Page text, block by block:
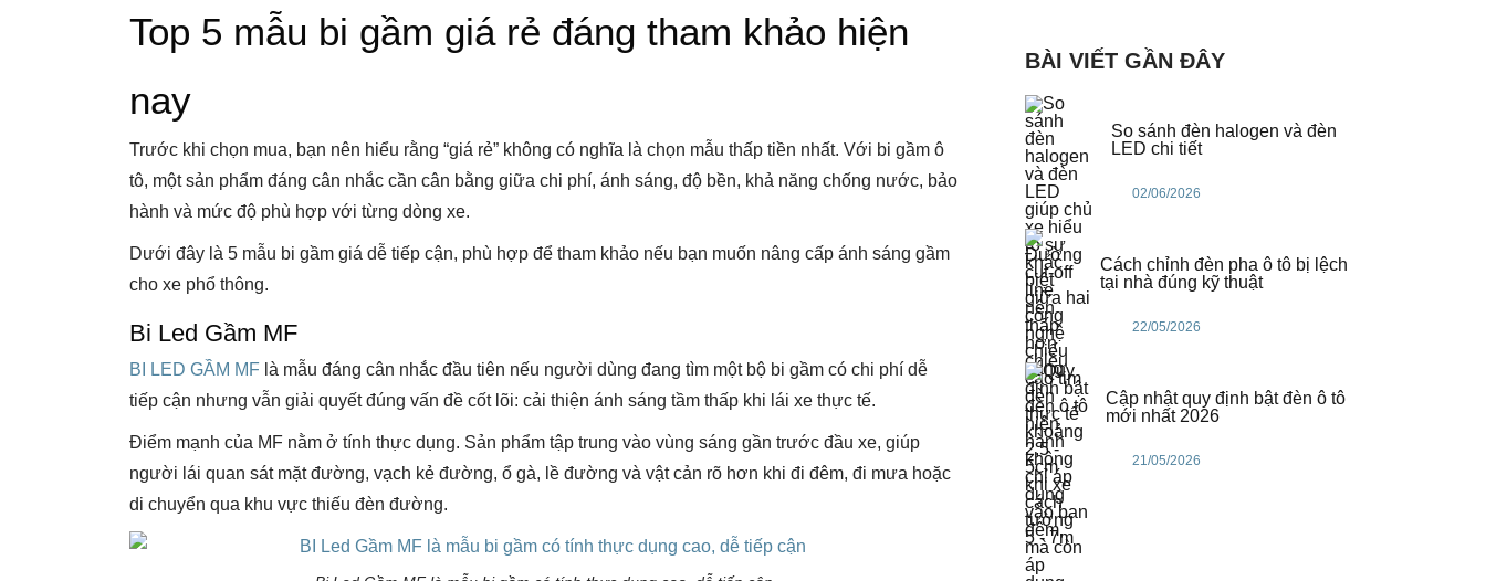
Top 5 mẫu bi gầm giá rẻ đáng tham khảo hiện
nay
Trước khi chọn mua, bạn nên hiểu rằng “giá rẻ” không có nghĩa là chọn mẫu thấp tiền nhất. Với bi gầm ô
tô, một sản phẩm đáng cân nhắc cần cân bằng giữa chi phí, ánh sáng, độ bền, khả năng chống nước, bảo
hành và mức độ phù hợp với từng dòng xe.
Dưới đây là 5 mẫu bi gầm giá dễ tiếp cận, phù hợp để tham khảo nếu bạn muốn nâng cấp ánh sáng gầm
cho xe phổ thông.
Bi Led Gầm MF
BI LED GẦM MF là mẫu đáng cân nhắc đầu tiên nếu người dùng đang tìm một bộ bi gầm có chi phí dễ
tiếp cận nhưng vẫn giải quyết đúng vấn đề cốt lõi: cải thiện ánh sáng tầm thấp khi lái xe thực tế.
Điểm mạnh của MF nằm ở tính thực dụng. Sản phẩm tập trung vào vùng sáng gần trước đầu xe, giúp
người lái quan sát mặt đường, vạch kẻ đường, ổ gà, lề đường và vật cản rõ hơn khi đi đêm, đi mưa hoặc
di chuyển qua khu vực thiếu đèn đường.
BÀI VIẾT GẦN ĐÂY
So sánh đèn halogen và đèn
LED chi tiết
02/06/2026
Cách chỉnh đèn pha ô tô bị lệch
tại nhà đúng kỹ thuật
22/05/2026
Cập nhật quy định bật đèn ô tô
mới nhất 2026
21/05/2026